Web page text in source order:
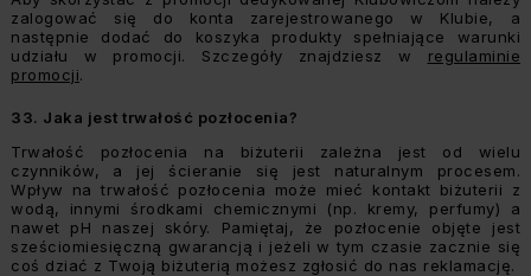
zalogować się do konta zarejestrowanego w Klubie, a
następnie dodać do koszyka produkty spełniające warunki
udziału w promocji. Szczegóły znajdziesz w regulaminie
promocji.
33. Jaka jest trwałość pozłocenia?
Trwałość pozłocenia na biżuterii zależna jest od wielu
czynników, a jej ścieranie się jest naturalnym procesem.
Wpływ na trwałość pozłocenia może mieć kontakt biżuterii z
wodą, innymi środkami chemicznymi (np. kremy, perfumy) a
nawet pH naszej skóry. Pamiętaj, że pozłocenie objęte jest
sześciomiesięczną gwarancją i jeżeli w tym czasie zacznie się
coś dziać z Twoją biżuterią możesz zgłosić do nas reklamację.